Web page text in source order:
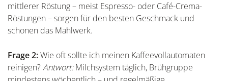
mittlerer Röstung – meist Espresso- oder Café-Crema-
Röstungen – sorgen für den besten Geschmack und
schonen das Mahlwerk.
Frage 2:Wie oft sollte ich meinen Kaffeevollautomaten
reinigen?Antwort:Milchsystem täglich, Brühgruppe